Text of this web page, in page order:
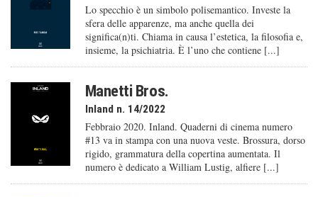
Lo specchio è un simbolo polisemantico. Investe la
sfera delle apparenze, ma anche quella dei
significa(n)ti. Chiama in causa l’estetica, la filosofia e,
insieme, la psichiatria. È l’uno che contiene [...]
Manetti Bros.
Inland n. 14/2022
Febbraio 2020. Inland. Quaderni di cinema numero
#13 va in stampa con una nuova veste. Brossura, dorso
rigido, grammatura della copertina aumentata. Il
numero è dedicato a William Lustig, alfiere [...]